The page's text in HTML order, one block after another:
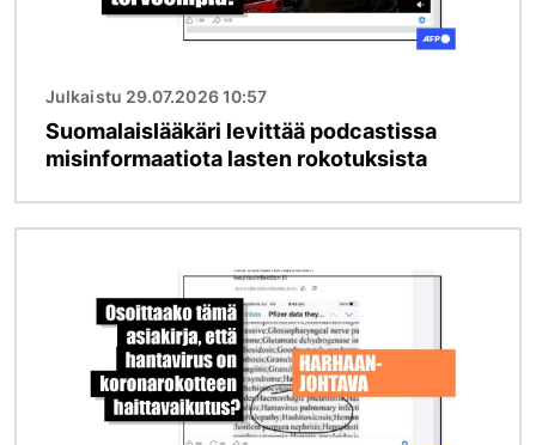
Julkaistu 29.07.2026 10:57
Suomalaislääkäri levittää podcastissa
misinformaatiota lasten rokotuksista